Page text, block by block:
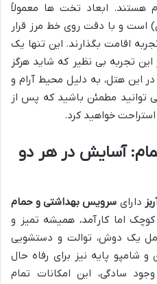
هستند. ابعاد تخت ها معمولاً
است و با دقت روی خط مرز قرار
اقامت بگذارند. این تنها یک
تجربه بی نظیر که شاید هرگز
این هتل، به دلیل محیط آرام و
توانید مطمئن باشید که پس از
خواهید کرد.
آسایش در هر دو
دارای سرویس بهداشتی و حمام
اما کارآمد، همیشه تمیز و
یک دوش، توالت و دستشویی
شامپو پایه نیز برای رفاه حال
سادگی، این امکانات تمام